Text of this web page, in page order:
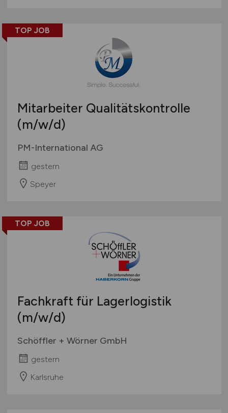
TOP JOB
Mitarbeiter Qualitätskontrolle
(m/w/d)
PM-International AG
gestern
Speyer
TOP JOB
Fachkraft für Lagerlogistik
(m/w/d)
Schöffler + Wörner GmbH
gestern
Karlsruhe